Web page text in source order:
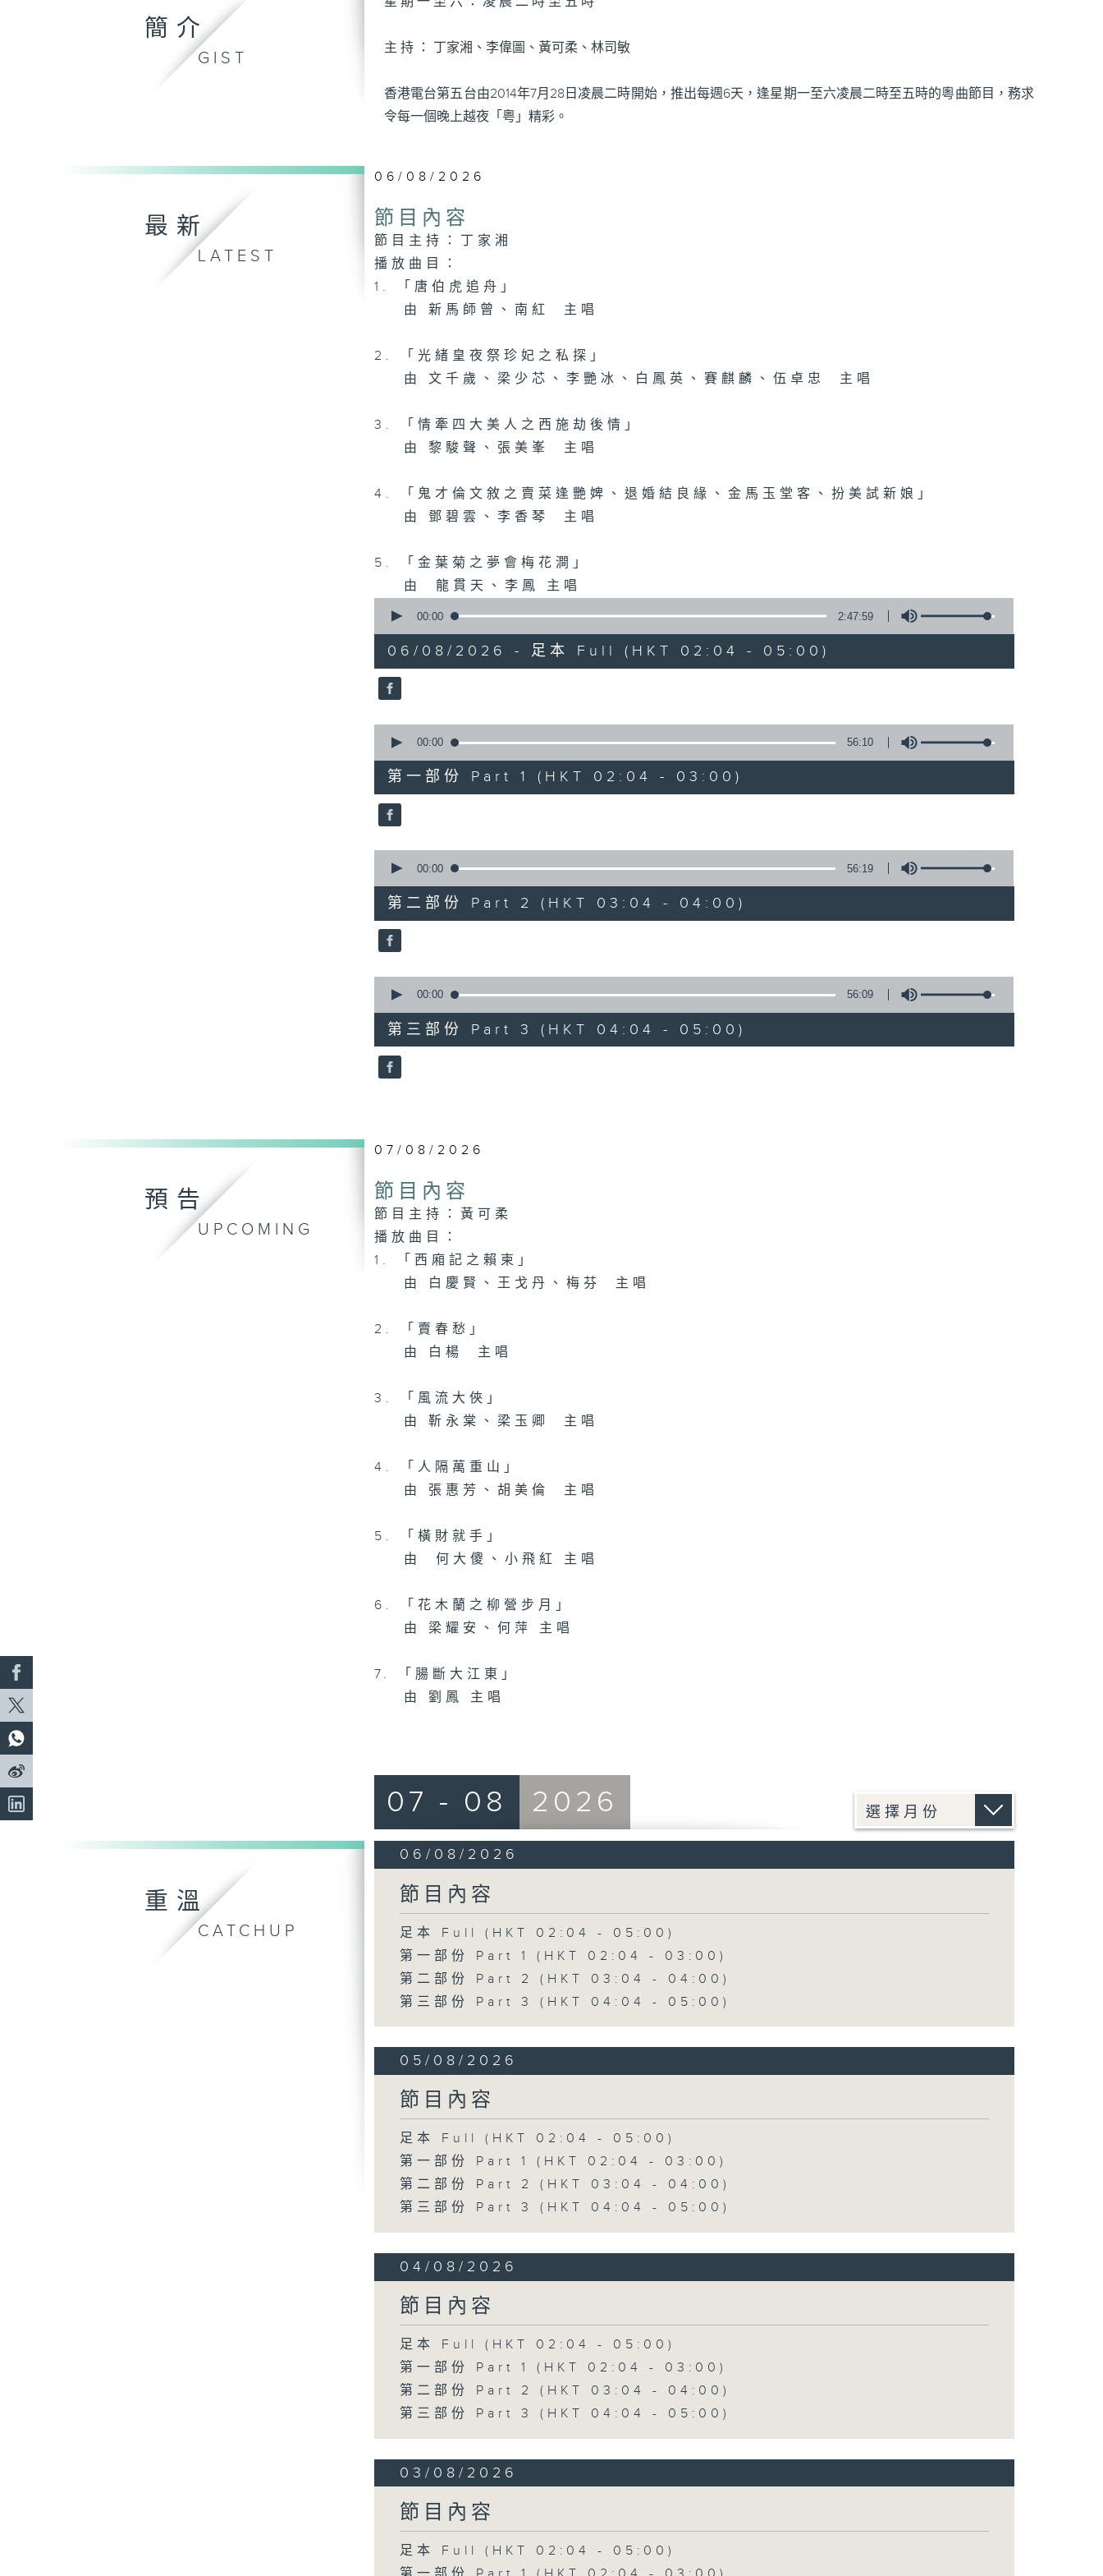
簡介
GIST
主 持 ： 丁家湘、李偉圖、黃可柔、林司敏
香港電台第五台由2014年7月28日凌晨二時開始，推出每週6天，逢星期一至六凌晨二時至五時的粵曲節目，務求
令每一個晚上越夜「粤」精彩。
最新
LATEST
06/08/2026
節目內容
節目主持：丁家湘
播放曲目：
1. 「唐伯虎追舟」
由 新馬師曾、南紅 主唱
2. 「光緒皇夜祭珍妃之私探」
由 文千歲、梁少芯、李艷冰、白鳳英、賽麒麟、伍卓忠 主唱
3. 「情牽四大美人之西施劫後情」
由 黎駿聲、張美峯 主唱
4. 「鬼才倫文敘之賣菜逢艷婢、退婚結良緣、金馬玉堂客、扮美試新娘」
由 鄧碧雲、李香琴 主唱
5. 「金葉菊之夢會梅花澗」
由 龍貫天、李鳳 主唱
seconds
hours,
47
minutes,
59
90%
00:00 2:47:59
06/08/2026 - 足本 Full (HKT 02:04 - 05:00)
seconds
56
minutes,
10
seconds
90%
00:00 56:10
第一部份 Part 1 (HKT 02:04 - 03:00)
seconds
56
minutes,
19
seconds
90%
00:00 56:19
第二部份 Part 2 (HKT 03:04 - 04:00)
seconds
56
minutes,
9
seconds
90%
00:00 56:09
第三部份 Part 3 (HKT 04:04 - 05:00)
預告
UPCOMING
07/08/2026
節目內容
節目主持：黃可柔
播放曲目：
1. 「西廂記之賴柬」
由 白慶賢、王戈丹、梅芬 主唱
2. 「賣春愁」
由 白楊 主唱
3. 「風流大俠」
由 靳永棠、梁玉卿 主唱
4. 「人隔萬重山」
由 張惠芳、胡美倫 主唱
5. 「橫財就手」
由 何大傻、小飛紅 主唱
6. 「花木蘭之柳營步月」
由 梁耀安、何萍 主唱
7. 「腸斷大江東」
由 劉鳳 主唱
重溫
CATCHUP
07 - 08 2026
06/08/2026
節目內容
足本 Full (HKT 02:04 - 05:00)
第一部份 Part 1 (HKT 02:04 - 03:00)
第二部份 Part 2 (HKT 03:04 - 04:00)
第三部份 Part 3 (HKT 04:04 - 05:00)
05/08/2026
節目內容
足本 Full (HKT 02:04 - 05:00)
第一部份 Part 1 (HKT 02:04 - 03:00)
第二部份 Part 2 (HKT 03:04 - 04:00)
第三部份 Part 3 (HKT 04:04 - 05:00)
04/08/2026
節目內容
足本 Full (HKT 02:04 - 05:00)
第一部份 Part 1 (HKT 02:04 - 03:00)
第二部份 Part 2 (HKT 03:04 - 04:00)
第三部份 Part 3 (HKT 04:04 - 05:00)
03/08/2026
節目內容
足本 Full (HKT 02:04 - 05:00)